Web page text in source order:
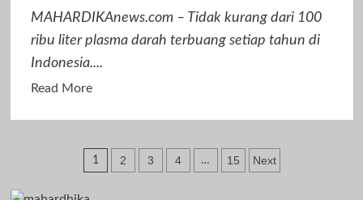
Dikaji
Ulang:
Terlalu
Rakyat
MAHARDIKAnews.com – Tidak kurang dari 100
ribu liter plasma darah terbuang setiap tahun di
Indonesia....
Read MoreRead
PMI
Dukung
Paginasi
1 2 3 4 … 15 Next